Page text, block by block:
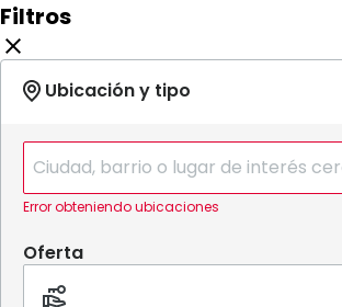
Filtros
Error obteniendo ubicaciones
Oferta